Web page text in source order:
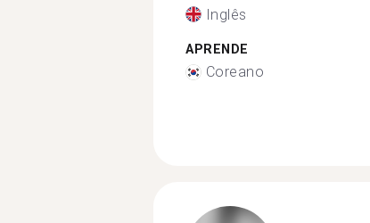
Inglês
APRENDE
Coreano